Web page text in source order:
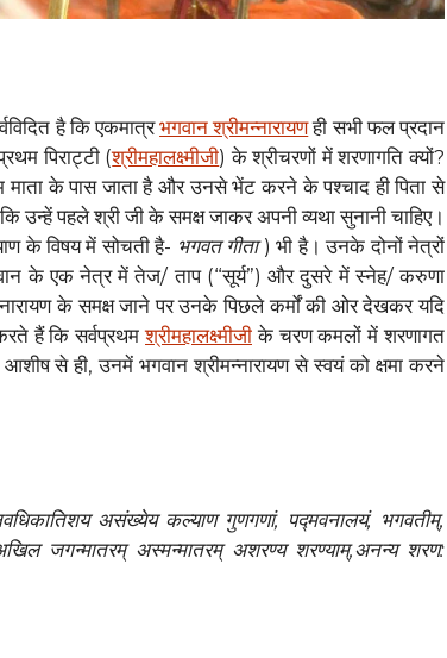
है कि एकमात्रभगवान श्रीमन्नारायणही सभी फल प्रदान
पिराट्टी (श्रीमहालक्ष्मीजी) के श्रीचरणों में शरणागति क्यों?
माता के पास जाता है और उनसे भेंट करने के पश्चाद ही पिता से
उन्हें पहले श्री जी के समक्ष जाकर अपनी व्यथा सुनानी चाहिए।
के विषय में सोचती है- भगवत गीता) भी है। उनके दोनों नेत्रों
के एक नेत्र में तेज/ ताप (“सूर्य”) और दुसरे में स्नेह/ करुणा
नारायण के समक्ष जाने पर उनके पिछले कर्मों की ओर देखकर यदि
हैं कि सर्वप्रथमश्रीमहालक्ष्मीजी के चरण कमलों में शरणागत
से ही, उनमें भगवान श्रीमन्नारायण से स्वयं को क्षमा करने
असंख्येय कल्याण गुणगणां, पद्मवनालयं, भगवतीम्,
अखिल जगन्मातरम् अस्मन्मातरम् अशरण्य शरण्याम्,अनन्य शरण: